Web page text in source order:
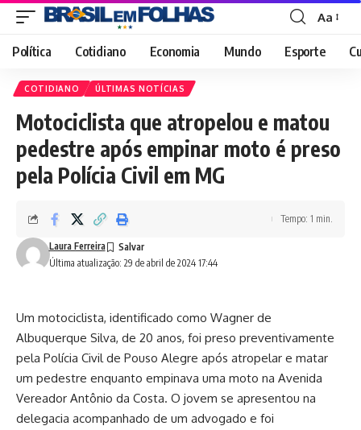
Font
Resizer
Aa
Política Cotidiano Economia Mundo Esporte
COTIDIANO ÚLTIMAS NOTÍCIAS
Motociclista que atropelou e matou
pedestre após empinar moto é preso
pela Polícia Civil em MG
Última atualização: 29 de abril de 2024 17:44
Laura Ferreira
Tempo: 1 min.
Um motociclista, identificado como Wagner de
Albuquerque Silva, de 20 anos, foi preso preventivamente
pela Polícia Civil de Pouso Alegre após atropelar e matar
um pedestre enquanto empinava uma moto na Avenida
Vereador Antônio da Costa. O jovem se apresentou na
delegacia acompanhado de um advogado e foi